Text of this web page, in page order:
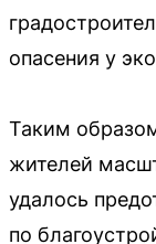
опасения у
Таким
жителей
удалось
по